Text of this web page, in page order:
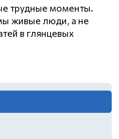
трудные моменты.
живые люди, а не
в глянцевых